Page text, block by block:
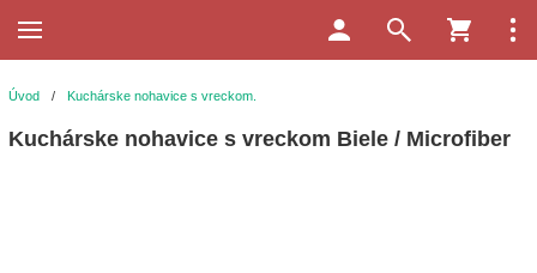
Úvod / Kuchárske nohavice s vreckom.
Kuchárske nohavice s vreckom Biele / Microfiber